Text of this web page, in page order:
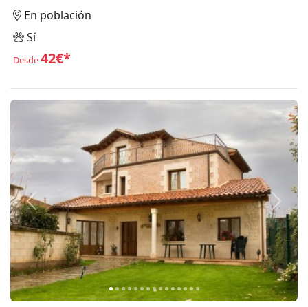
En población
Sí
Desde42€*
Anterior